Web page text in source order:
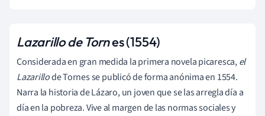
Lazarillo de Tornes (1554)
Considerada en gran medida la primera novela picaresca,el
Lazarillode Tornes se publicó de forma anónima en 1554.
Narra la historia de Lázaro, un joven que se las arregla día a
día en la pobreza. Vive al margen de las normas sociales y